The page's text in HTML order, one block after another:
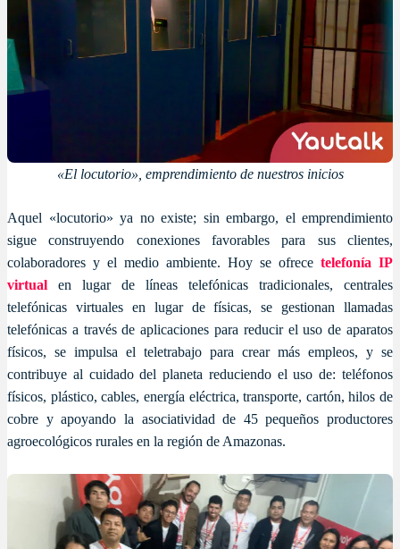
«El locutorio», emprendimiento de nuestros inicios
Aquel «locutorio» ya no existe; sin embargo, el emprendimiento
sigue construyendo conexiones favorables para sus clientes,
colaboradores y el medio ambiente. Hoy se ofrece telefonía IP
virtual en lugar de líneas telefónicas tradicionales, centrales
telefónicas virtuales en lugar de físicas, se gestionan llamadas
telefónicas a través de aplicaciones para reducir el uso de aparatos
físicos, se impulsa el teletrabajo para crear más empleos, y se
contribuye al cuidado del planeta reduciendo el uso de: teléfonos
físicos, plástico, cables, energía eléctrica, transporte, cartón, hilos de
cobre y apoyando la asociatividad de 45 pequeños productores
agroecológicos rurales en la región de Amazonas.